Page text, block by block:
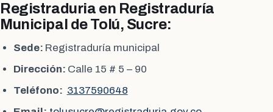
Registraduria en Registraduría
Municipal de Tolú, Sucre:
Sede: Registraduría municipal
Dirección: Calle 15 # 5 – 90
Teléfono: 3137590648